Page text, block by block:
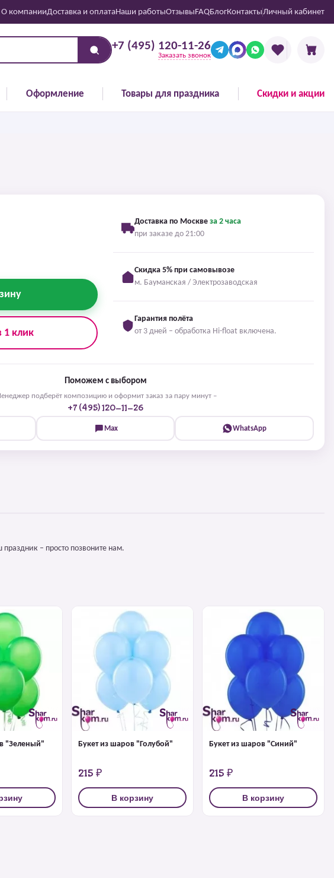
О компанииДоставка и оплатаНаши работыОтзывыFAQБлогКонтактыЛичный кабинет
+7 (495) 120-11-26
Заказать звонок
Оформление Товары для праздника Скидки и акции
1 клик
Доставка по Москве за 2 часа
при заказе до 21:00
Скидка 5% при самовывозе
м. Бауманская / Электрозаводская
Гарантия полёта
от 3 дней – обработка Hi-float включена.
Поможем с выбором
подберёт композицию и оформит заказ за пару минут –
+7 (495) 120-11-26
Max WhatsApp
– просто позвоните нам.
"Зеленый" Букет из шаров "Голубой"
215 ₽
В корзину
Букет из шаров "Синий"
215 ₽
В корзину